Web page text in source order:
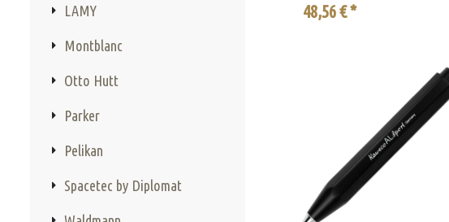
LAMY
Montblanc
Otto Hutt
Parker
Pelikan
Spacetec by Diplomat
48,56 € *